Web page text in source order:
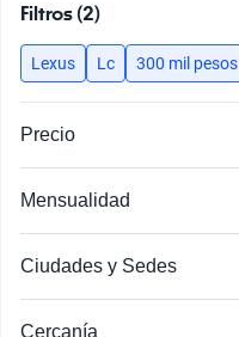
Busca por año
Filtros (2)
Lexus Lc 300 mil pesos
Precio
Mensualidad
Ciudades y Sedes
Cercanía